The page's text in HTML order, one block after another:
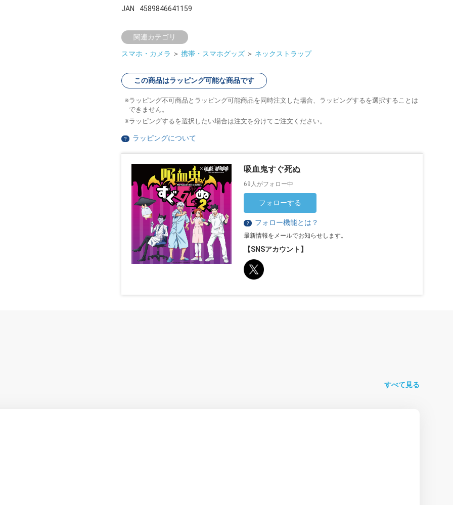
JAN 4589846641159
関連カテゴリ
スマホ・カメラ ＞ 携帯・スマホグッズ ＞ ネックストラップ
この商品はラッピング可能な商品です
ラッピング不可商品とラッピング可能商品を同時注文した場合、ラッピングするを選択することは
できません。
ラッピングするを選択したい場合は注文を分けてご注文ください。
？ ラッピングについて
吸血鬼すぐ死ぬ
69人がフォロー中
フォローする
？ フォロー機能とは？
最新情報をメールでお知らせします。
【SNSアカウント】
すべて見る